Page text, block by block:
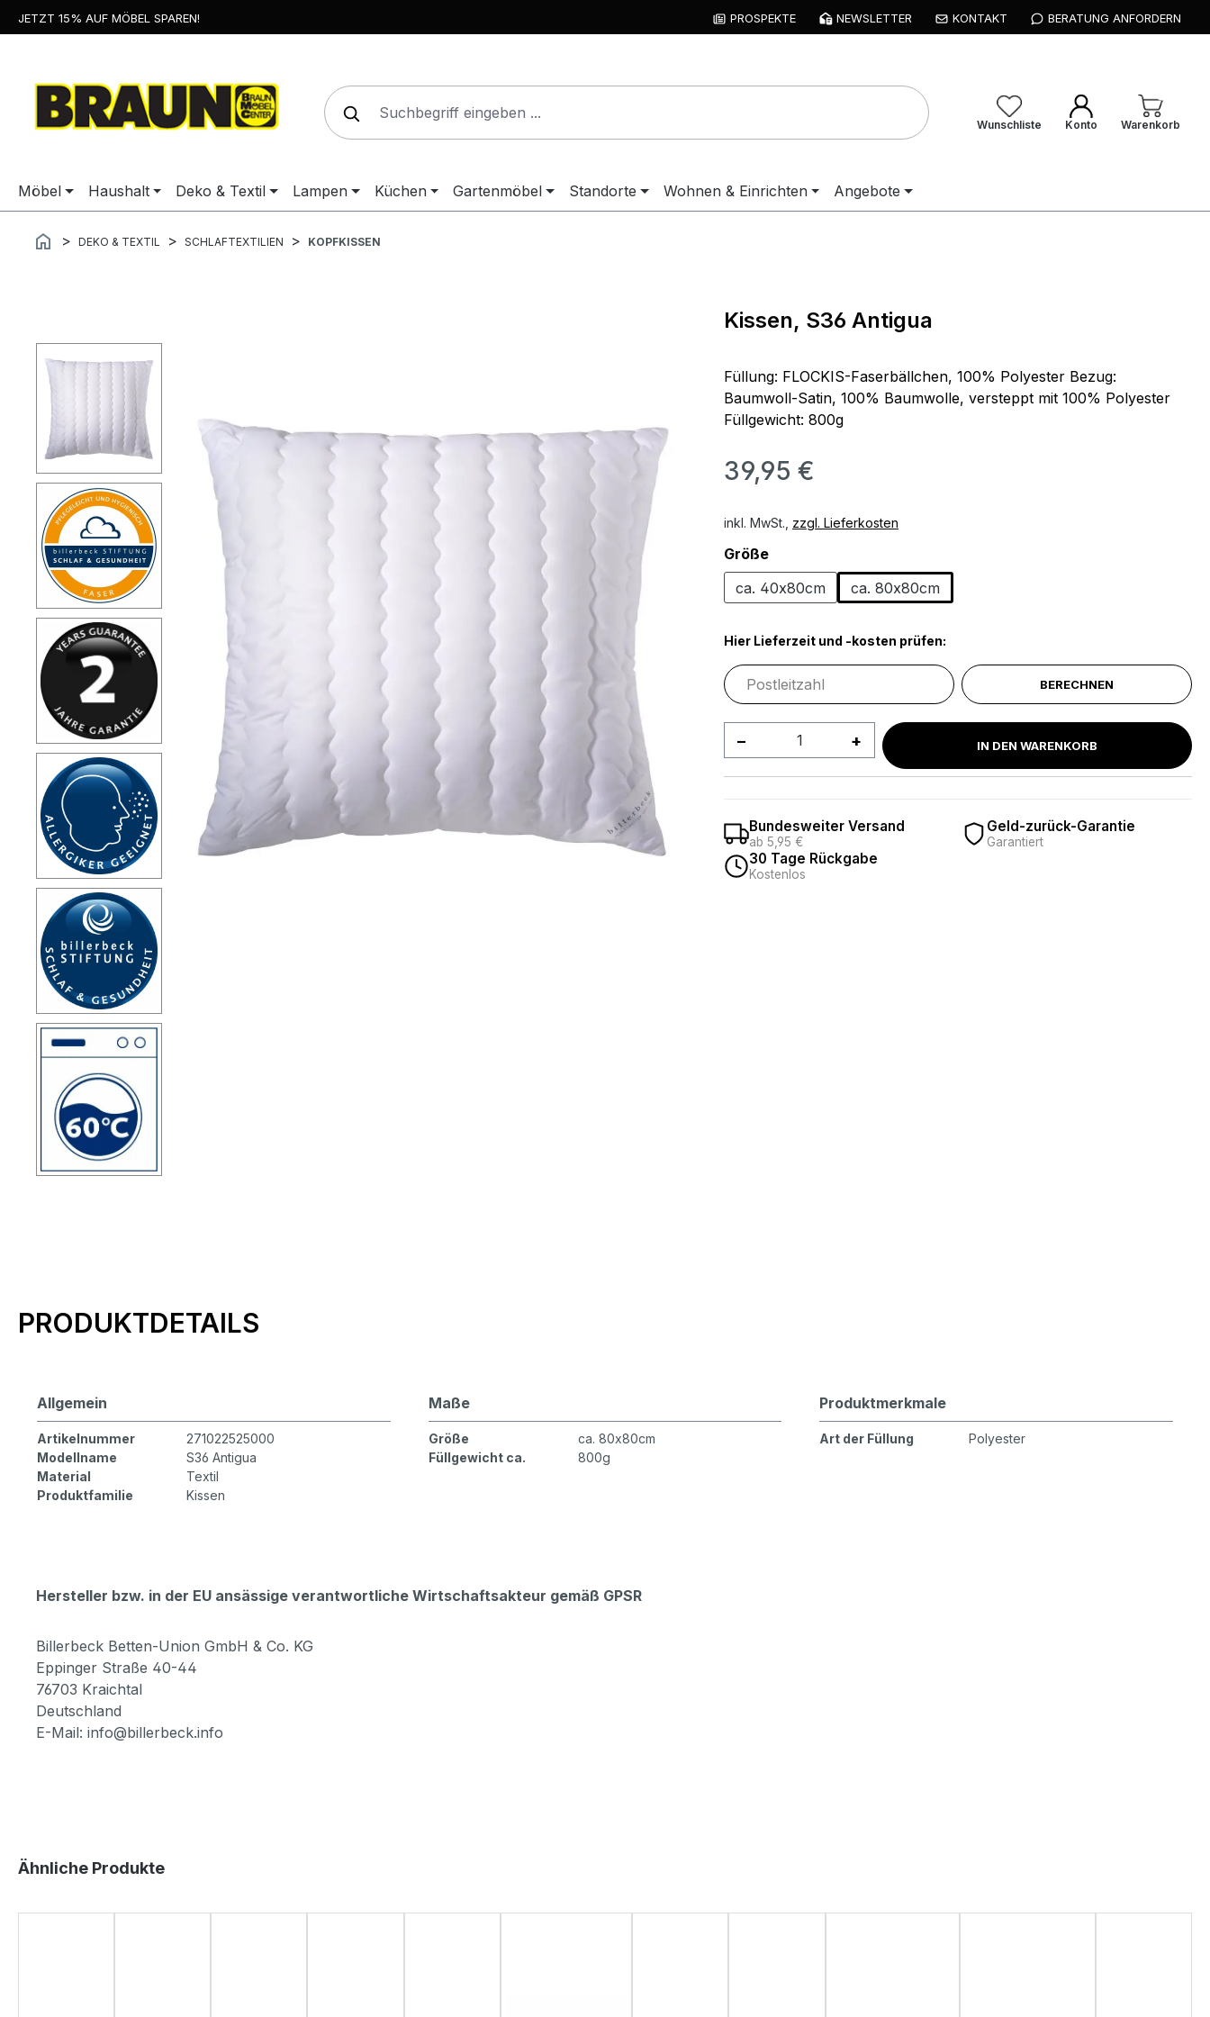
Zur Hauptnavigation springen
JETZT 15% AUF MÖBEL SPAREN! PROSPEKTE NEWSLETTER KONTAKT BERATUNG ANFORDERN
Wunschliste Konto Warenkorb
Möbel Haushalt Deko & Textil Lampen Küchen Gartenmöbel Standorte Wohnen & Einrichten Angebote
DEKO & TEXTIL SCHLAFTEXTILIEN KOPFKISSEN
Kissen, S36 Antigua
Füllung: FLOCKIS-Faserbällchen, 100% Polyester Bezug:
Baumwoll-Satin, 100% Baumwolle, versteppt mit 100% Polyester
Füllgewicht: 800g
39,95 €
inkl. MwSt., zzgl. Lieferkosten
Größeauswählen
ca. 40x80cm
ca. 80x80cm
Hier Lieferzeit und -kosten prüfen:
BERECHNEN
Produkt Anzahl: Gib den gewünschten Wert
IN DEN WARENKORB
Bundesweiter Versand
ab 5,95 €
Geld-zurück-Garantie
Garantiert
30 Tage Rückgabe
Kostenlos
Produktinformationen
PRODUKTDETAILS
Allgemein
Artikelnummer
271022525000
Modellname
S36 Antigua
Material
Textil
Produktfamilie
Kissen
Maße
Größe
ca. 80x80cm
Füllgewicht ca.
800g
Produktmerkmale
Art der Füllung Polyester
Hersteller bzw. in der EU ansässige verantwortliche Wirtschaftsakteur gemäß GPSR
Billerbeck Betten-Union GmbH & Co. KG
Eppinger Straße 40-44
76703 Kraichtal
Deutschland
E-Mail: info@billerbeck.info
Produktgalerie überspringen
Ähnliche Produkte